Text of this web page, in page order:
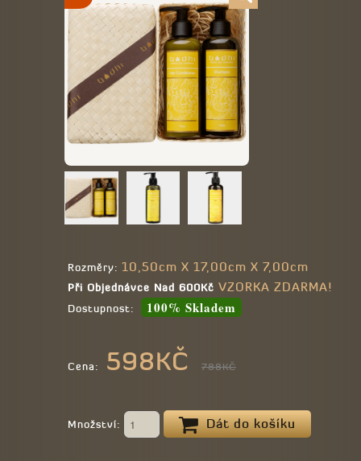
Rozměry: 10,50cm X 17,00cm X 7,00cm
Při Objednávce Nad 600Kč VZORKA ZDARMA!
Dostupnost: 100% Skladem
Cena: 598KČ 788KČ
Množství: Dát do košíku